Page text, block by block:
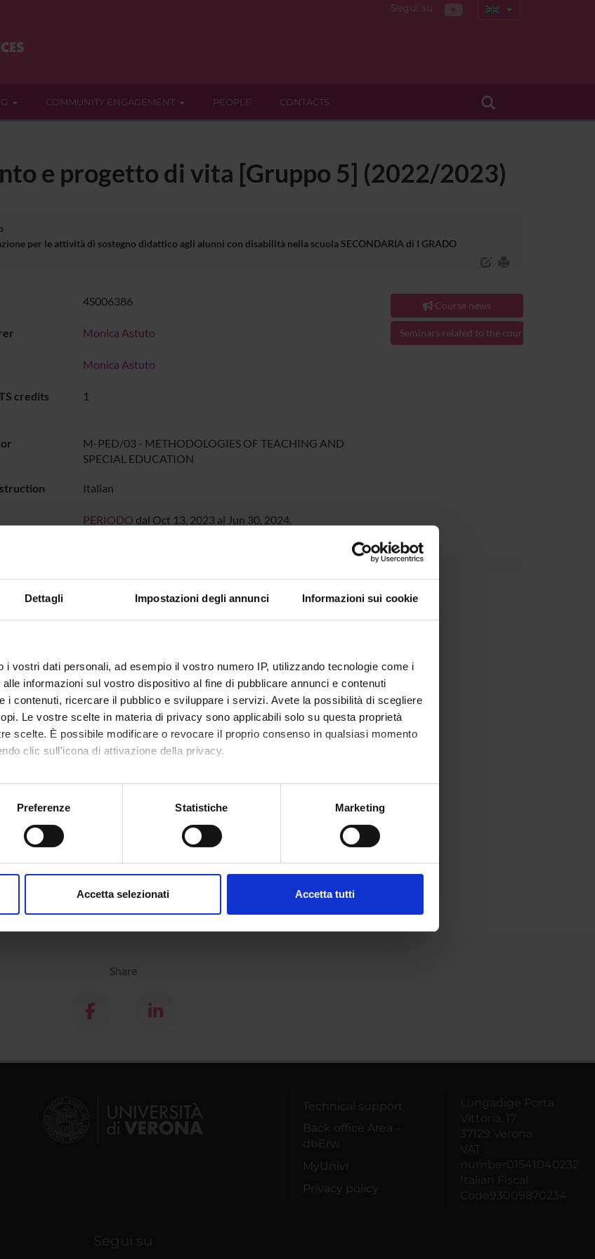
Dettagli Impostazioni degli annunci Informazioni sui cookie
i vostri dati personali, ad esempio il vostro numero IP, utilizzando tecnologie come i
informazioni sul vostro dispositivo al fine di pubblicare annunci e contenuti
i contenuti, ricercare il pubblico e sviluppare i servizi. Avete la possibilità di scegliere
Le vostre scelte in materia di privacy sono applicabili solo su questa proprietà
scelte. È possibile modificare o revocare il proprio consenso in qualsiasi momento
clic sull'icona di attivazione della privacy.
tua posizione geografica, con un'approssimazione di qualche metro,
qualsiasi momento dalla Dichiarazione sui cookie.
Preferenze Statistiche Marketing
Accetta selezionati Accetta tutti
Segui su
COMMUNITY ENGAGEMENT PEOPLE CONTACTS
e progetto di vita [Gruppo 5] (2022/2023)
per le attività di sostegno didattico agli alunni con disabilità nella scuola SECONDARIA di I GRADO
4S006386
Monica Astuto
Monica Astuto
credits
1
M-PED/03 - METHODOLOGIES OF TEACHING AND
SPECIAL EDUCATION
Italian
PERIODO dal Oct 13, 2023 al Jun 30, 2024.
Course news
Seminars related to the course
schedule
Share
Technical support
Back office Area -
dbErw
MyUnivr
Privacy policy
Lungadige Porta
Vittoria, 17
37129 Verona
VAT
number01541040232
Italian Fiscal
Code93009870234
Segui su